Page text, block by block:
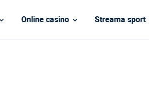
Online casino Streama sport